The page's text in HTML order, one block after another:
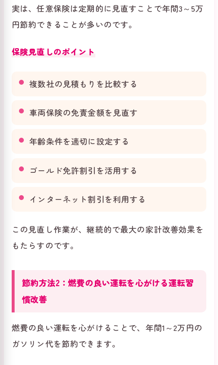
実は、任意保険は定期的に見直すことで年間3～5万
円節約できることが多いのです。
保険見直しのポイント
複数社の見積もりを比較する
車両保険の免責金額を見直す
年齢条件を適切に設定する
ゴールド免許割引を活用する
インターネット割引を利用する
この見直し作業が、継続的で最大の家計改善効果を
もたらすのです。
節約方法2：燃費の良い運転を心がける運転習
慣改善
燃費の良い運転を心がけることで、年間1～2万円の
ガソリン代を節約できます。